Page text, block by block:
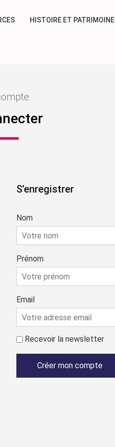
HISTOIRE ET PATRIMOINE
S’enregistrer
Nom
Prénom
Email
Recevoir la newsletter